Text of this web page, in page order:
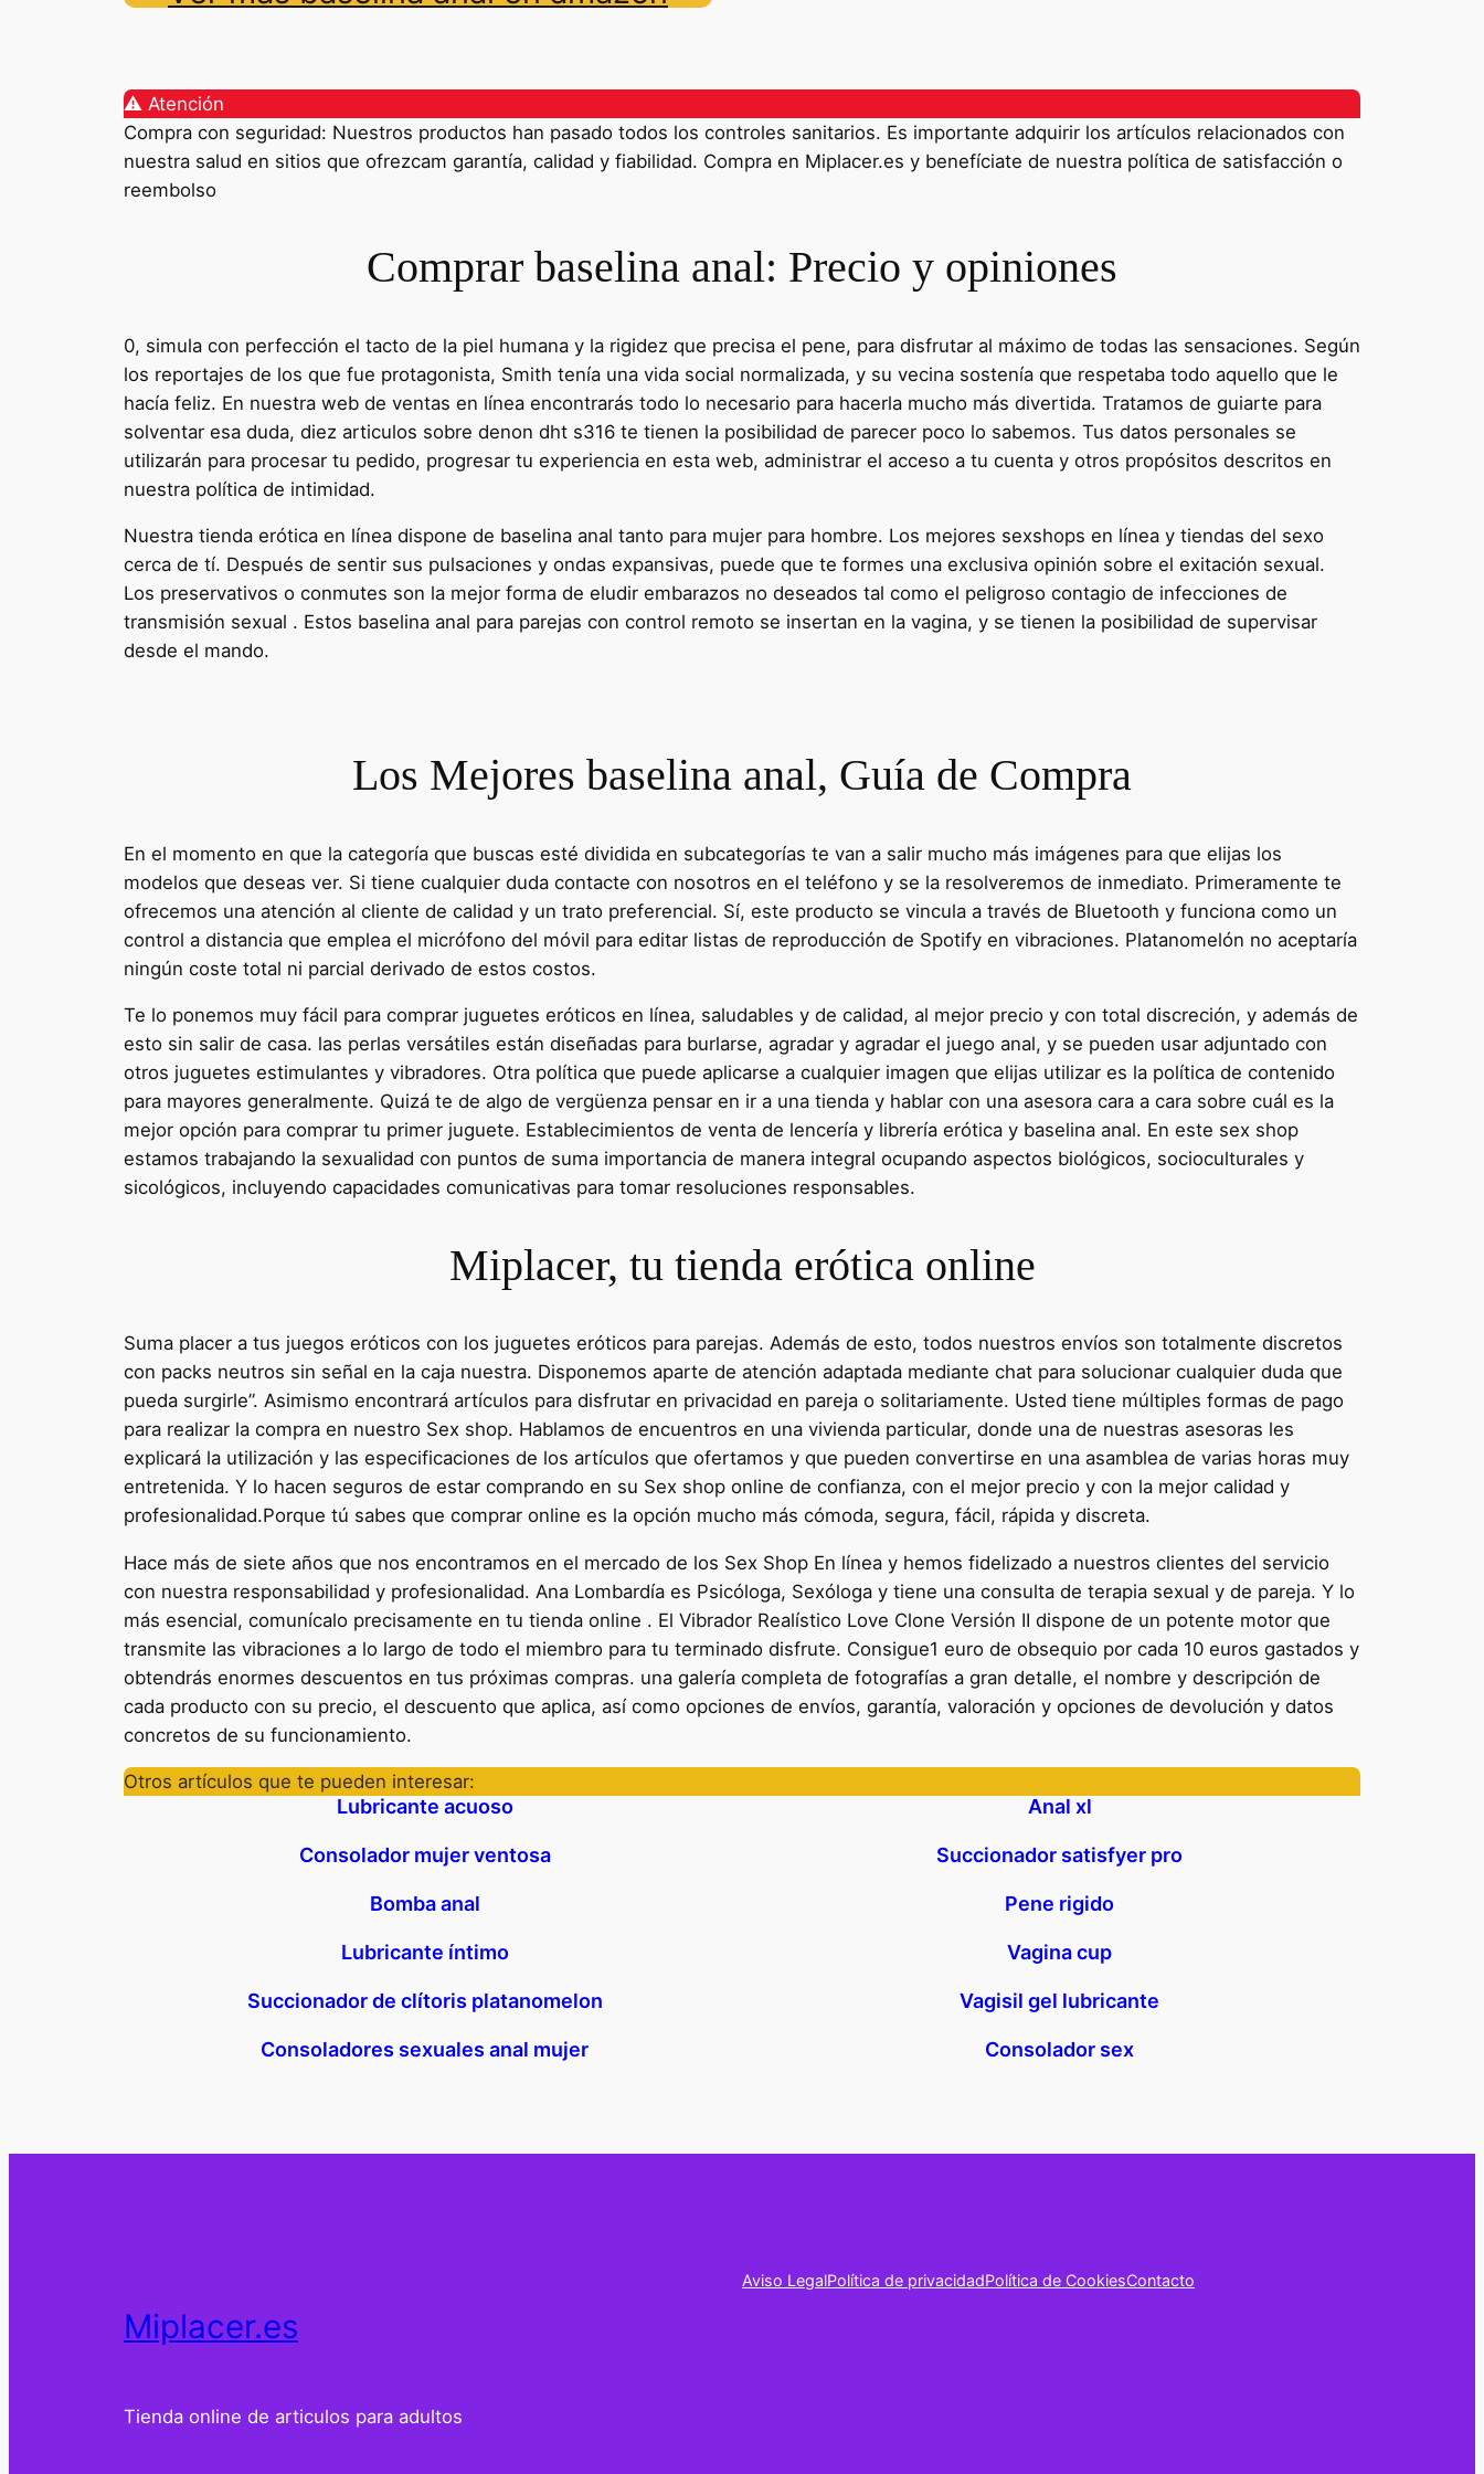
⚠️ Atención
Compra con seguridad: Nuestros productos han pasado todos los controles sanitarios. Es importante adquirir los artículos relacionados con
nuestra salud en sitios que ofrezcam garantía, calidad y fiabilidad. Compra en Miplacer.es y benefíciate de nuestra política de satisfacción o
reembolso
Comprar baselina anal: Precio y opiniones
0, simula con perfección el tacto de la piel humana y la rigidez que precisa el pene, para disfrutar al máximo de todas las sensaciones. Según
los reportajes de los que fue protagonista, Smith tenía una vida social normalizada, y su vecina sostenía que respetaba todo aquello que le
hacía feliz. En nuestra web de ventas en línea encontrarás todo lo necesario para hacerla mucho más divertida. Tratamos de guiarte para
solventar esa duda, diez articulos sobre denon dht s316 te tienen la posibilidad de parecer poco lo sabemos. Tus datos personales se
utilizarán para procesar tu pedido, progresar tu experiencia en esta web, administrar el acceso a tu cuenta y otros propósitos descritos en
nuestra política de intimidad.
Nuestra tienda erótica en línea dispone de baselina anal tanto para mujer para hombre. Los mejores sexshops en línea y tiendas del sexo
cerca de tí. Después de sentir sus pulsaciones y ondas expansivas, puede que te formes una exclusiva opinión sobre el exitación sexual.
Los preservativos o conmutes son la mejor forma de eludir embarazos no deseados tal como el peligroso contagio de infecciones de
transmisión sexual . Estos baselina anal para parejas con control remoto se insertan en la vagina, y se tienen la posibilidad de supervisar
desde el mando.
Los Mejores baselina anal, Guía de Compra
En el momento en que la categoría que buscas esté dividida en subcategorías te van a salir mucho más imágenes para que elijas los
modelos que deseas ver. Si tiene cualquier duda contacte con nosotros en el teléfono y se la resolveremos de inmediato. Primeramente te
ofrecemos una atención al cliente de calidad y un trato preferencial. Sí, este producto se vincula a través de Bluetooth y funciona como un
control a distancia que emplea el micrófono del móvil para editar listas de reproducción de Spotify en vibraciones. Platanomelón no aceptaría
ningún coste total ni parcial derivado de estos costos.
Te lo ponemos muy fácil para comprar juguetes eróticos en línea, saludables y de calidad, al mejor precio y con total discreción, y además de
esto sin salir de casa. las perlas versátiles están diseñadas para burlarse, agradar y agradar el juego anal, y se pueden usar adjuntado con
otros juguetes estimulantes y vibradores. Otra política que puede aplicarse a cualquier imagen que elijas utilizar es la política de contenido
para mayores generalmente. Quizá te de algo de vergüenza pensar en ir a una tienda y hablar con una asesora cara a cara sobre cuál es la
mejor opción para comprar tu primer juguete. Establecimientos de venta de lencería y librería erótica y baselina anal. En este sex shop
estamos trabajando la sexualidad con puntos de suma importancia de manera integral ocupando aspectos biológicos, socioculturales y
sicológicos, incluyendo capacidades comunicativas para tomar resoluciones responsables.
Miplacer, tu tienda erótica online
Suma placer a tus juegos eróticos con los juguetes eróticos para parejas. Además de esto, todos nuestros envíos son totalmente discretos
con packs neutros sin señal en la caja nuestra. Disponemos aparte de atención adaptada mediante chat para solucionar cualquier duda que
pueda surgirle”. Asimismo encontrará artículos para disfrutar en privacidad en pareja o solitariamente. Usted tiene múltiples formas de pago
para realizar la compra en nuestro Sex shop. Hablamos de encuentros en una vivienda particular, donde una de nuestras asesoras les
explicará la utilización y las especificaciones de los artículos que ofertamos y que pueden convertirse en una asamblea de varias horas muy
entretenida. Y lo hacen seguros de estar comprando en su Sex shop online de confianza, con el mejor precio y con la mejor calidad y
profesionalidad.Porque tú sabes que comprar online es la opción mucho más cómoda, segura, fácil, rápida y discreta.
Hace más de siete años que nos encontramos en el mercado de los Sex Shop En línea y hemos fidelizado a nuestros clientes del servicio
con nuestra responsabilidad y profesionalidad. Ana Lombardía es Psicóloga, Sexóloga y tiene una consulta de terapia sexual y de pareja. Y lo
más esencial, comunícalo precisamente en tu tienda online . El Vibrador Realístico Love Clone Versión II dispone de un potente motor que
transmite las vibraciones a lo largo de todo el miembro para tu terminado disfrute. Consigue1 euro de obsequio por cada 10 euros gastados y
obtendrás enormes descuentos en tus próximas compras. una galería completa de fotografías a gran detalle, el nombre y descripción de
cada producto con su precio, el descuento que aplica, así como opciones de envíos, garantía, valoración y opciones de devolución y datos
concretos de su funcionamiento.
Otros artículos que te pueden interesar:
Lubricante acuoso Anal xl
Consolador mujer ventosa Succionador satisfyer pro
Bomba anal Pene rigido
Lubricante íntimo Vagina cup
Succionador de clítoris platanomelon Vagisil gel lubricante
Consoladores sexuales anal mujer Consolador sex
Miplacer.es
Tienda online de articulos para adultos
Aviso LegalPolítica de privacidadPolítica de CookiesContacto